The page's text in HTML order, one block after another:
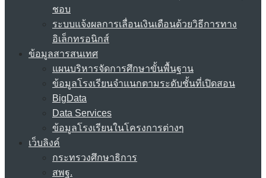
ชอบ
ระบบแจ้งผลการเลื่อนเงินเดือนด้วยวิธีการทาง
อิเล็กทรอนิกส์
ข้อมูลสารสนเทศ
แผนบริหารจัดการศึกษาขั้นพื้นฐาน
ข้อมูลโรงเรียนจำแนกตามระดับชั้นที่เปิดสอน
BigData
Data Services
ข้อมูลโรงเรียนในโครงการต่างๆ
เว็บลิงค์
กระทรวงศึกษาธิการ
สพฐ.